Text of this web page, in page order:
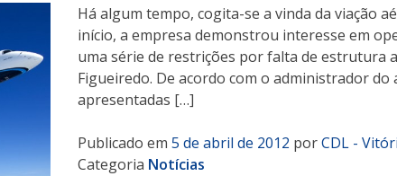
Há algum tempo, cogita-se a vinda da viação
início, a empresa demonstrou interesse em
uma série de restrições por falta de estrutura
Figueiredo. De acordo com o administrador
apresentadas […]
Publicado em 5 de abril de 2012 porCDL -
Categoria Notícias